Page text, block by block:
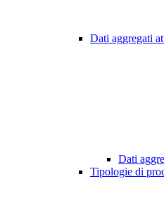
Dati aggregati
Dati
Tipologie di